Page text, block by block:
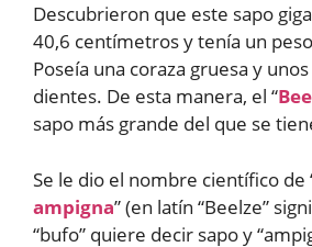
Descubrieron que este sapo
40,6 centímetros y tenía un
Poseía una coraza gruesa y
dientes. De esta manera, el “
sapo más grande del que se
Se le dio el nombre científico de
ampigna” (en latín “Beelze”
“bufo” quiere decir sapo y